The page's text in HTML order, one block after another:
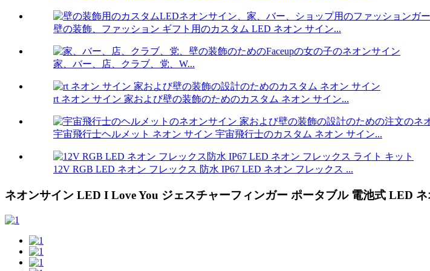
壁の装飾、ファッション ギフト用のカスタム LED ネオン サイン...
家、バー、店、クラブ、党、W...
rt ネオン サイン 家および壁の装飾のためのカスタム ネオン サイン...
宇宙飛行士ヘルメット ネオン サイン 宇宙飛行士のカスタム ネオン サイン...
12V RGB LED ネオン フレックス 防水 IP67 LED ネオン フレックス ...
ネオンサイン LED I Love You ジェスチャーフィンガー ポータブル 電池式 LED